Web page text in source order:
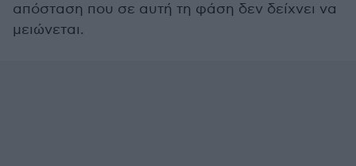
απόσταση που σε αυτή τη φάση δεν δείχνει να
μειώνεται.